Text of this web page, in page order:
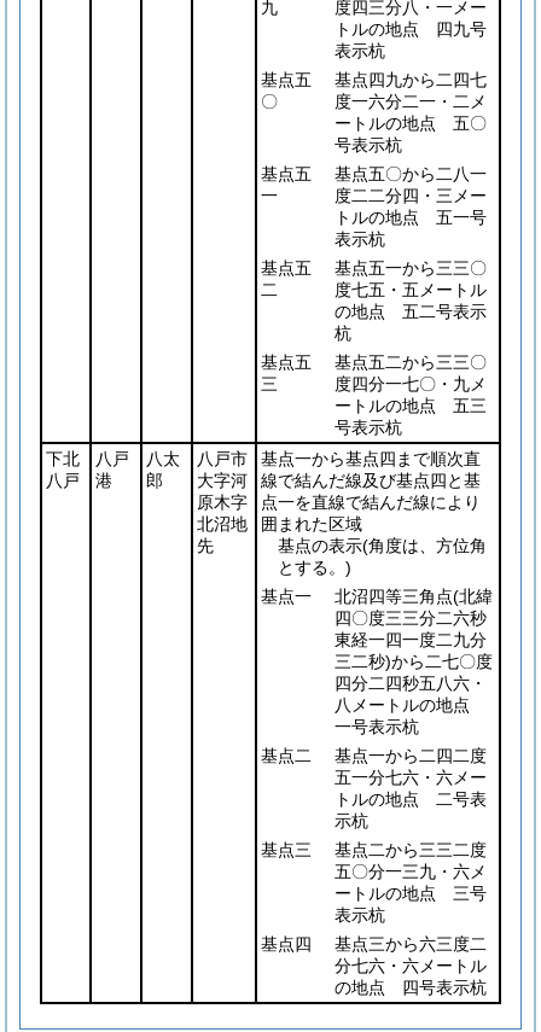
九
度四三分八・一メー
トルの地点 四九号
表示杭
基点五
〇
基点四九から二四七
度一六分二一・二メ
ートルの地点 五〇
号表示杭
基点五
一
基点五〇から二八一
度二二分四・三メー
トルの地点 五一号
表示杭
基点五
二
基点五一から三三〇
度七五・五メートル
の地点 五二号表示
杭
基点五
三
基点五二から三三〇
度四分一七〇・九メ
ートルの地点 五三
号表示杭
下北
八戸
八戸
港
八太
郎
八戸市
大字河
原木字
北沼地
先
基点一から基点四まで順次直
線で結んだ線及び基点四と基
点一を直線で結んだ線により
囲まれた区域
基点の表示(角度は、方位角
とする。)
基点一
北沼四等三角点(北緯
四〇度三三分二六秒
東経一四一度二九分
三二秒)から二七〇度
四分二四秒五八六・
八メートルの地点
一号表示杭
基点二
基点一から二四二度
五一分七六・六メー
トルの地点 二号表
示杭
基点三
基点二から三三二度
五〇分一三九・六メ
ートルの地点 三号
表示杭
基点四
基点三から六三度二
分七六・六メートル
の地点 四号表示杭